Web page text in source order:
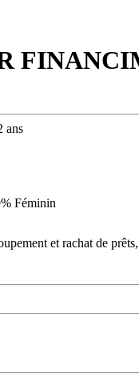
ans
Féminin
et rachat de